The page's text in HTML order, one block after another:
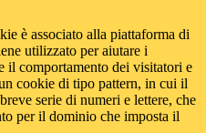
è associato alla piattaforma di
utilizzato per aiutare i
il comportamento dei visitatori e
cookie di tipo pattern, in cui il
serie di numeri e lettere, che
per il dominio che imposta il